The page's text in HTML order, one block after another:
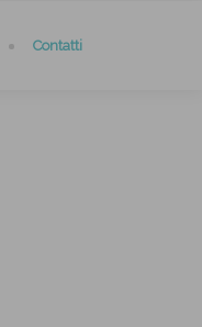
Contatti